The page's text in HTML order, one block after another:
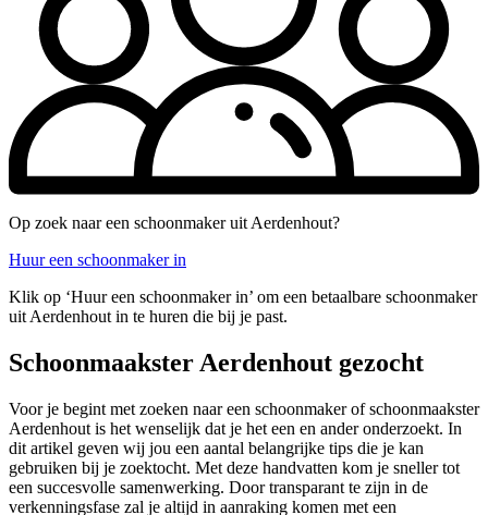
Op zoek naar een schoonmaker uit Aerdenhout?
Huur een schoonmaker in
Klik op ‘Huur een schoonmaker in’ om een betaalbare schoonmaker
uit Aerdenhout in te huren die bij je past.
Schoonmaakster Aerdenhout gezocht
Voor je begint met zoeken naar een schoonmaker of schoonmaakster
Aerdenhout is het wenselijk dat je het een en ander onderzoekt. In
dit artikel geven wij jou een aantal belangrijke tips die je kan
gebruiken bij je zoektocht. Met deze handvatten kom je sneller tot
een succesvolle samenwerking. Door transparant te zijn in de
verkenningsfase zal je altijd in aanraking komen met een